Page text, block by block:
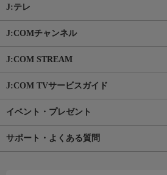
J:テレ
J:COMチャンネル
J:COM STREAM
J:COM TVサービスガイド
イベント・プレゼント
サポート・よくある質問